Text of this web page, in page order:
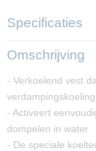
Specificaties
Productcode
Omschrijving
- Verkoelend vest
verdampingskoeling
- Activeert
dompelen in water
- De speciale